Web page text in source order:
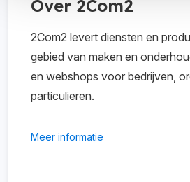
Over 2Com2
2Com2 levert diensten en
gebied van maken en
en webshops voor bedrijven,
particulieren.
Meer informatie